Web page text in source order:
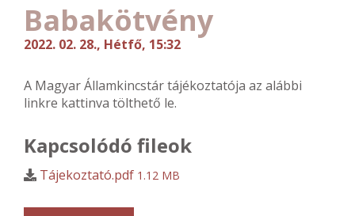
Babakötvény
2022. 02. 28., Hétfő, 15:32
A Magyar Államkincstár tájékoztatója az alábbi
linkre kattinva tölthető le.
Kapcsolódó fileok
Tájekoztató.pdf 1.12 MB